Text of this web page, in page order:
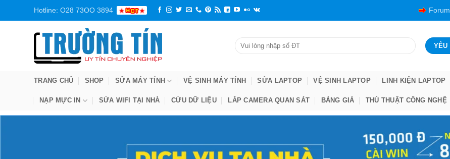
Hotline: O28 73OO 3894 Forum
TRANG CHỦ SHOP SỬA MÁY TÍNH VỆ SINH MÁY TÍNH SỬA LAPTOP VỆ SINH LAPTOP LINH KIỆN LAPTOP
NẠP MỰC IN SỬA WIFI TẠI NHÀ CỨU DỮ LIỆU LẮP CAMERA QUAN SÁT BẢNG GIÁ THỦ THUẬT CÔNG NGHỆ